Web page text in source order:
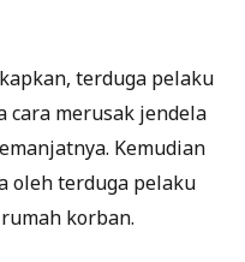
terduga pelaku
cara merusak jendela
Kemudian
oleh terduga pelaku
korban.